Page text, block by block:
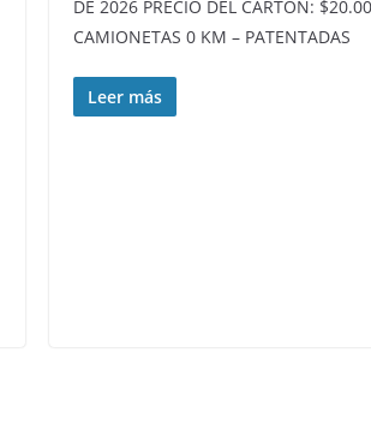
DE 2026 PRECIO DEL CARTÓN:
CAMIONETAS 0 KM – PATENTADAS
Leer más